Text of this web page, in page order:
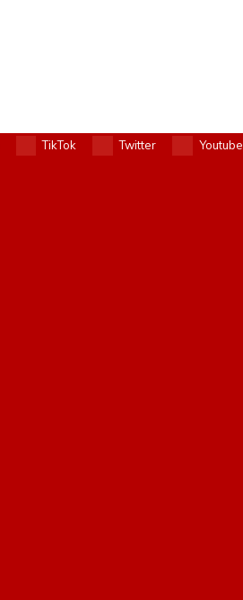
TikTok Twitter Youtube